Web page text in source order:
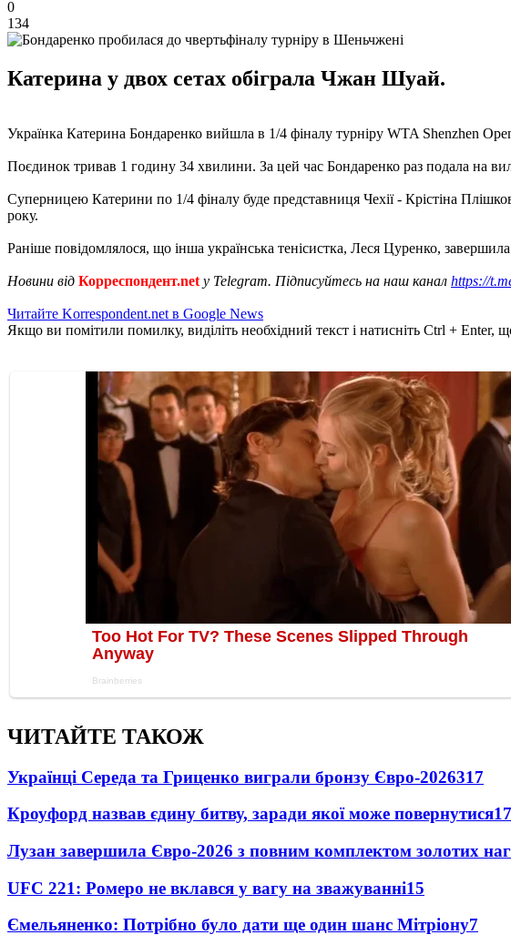
0
134
Катерина у двох сетах обіграла Чжан Шуай.
Українка Катерина Бондаренко вийшла в 1/4 фіналу турніру WTA Shenzhen
Поєдинок тривав 1 годину 34 хвилини. За цей час Бондаренко раз подала на
Суперницею Катерини по 1/4 фіналу буде представниця Чехії - Крістіна
року.
Раніше повідомлялося, що інша українська тенісистка, Леся Цуренко,
Новини від Корреспондент.net у Telegram. Підписуйтесь на наш канал https://
Читайте Korrespondent.net в Google News
Якщо ви помітили помилку, виділіть необхідний текст і натисніть Ctrl + Enter,
ЧИТАЙТЕ ТАКОЖ
Українці Середа та Гриценко виграли бронзу Євро-2026317
Кроуфорд назвав єдину битву, заради якої може повернутися17
Лузан завершила Євро-2026 з повним комплектом золотих
UFC 221: Ромеро не вклався у вагу на зважуванні15
Ємельяненко: Потрібно було дати ще один шанс Мітріону7